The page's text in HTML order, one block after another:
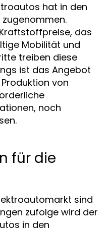
hat in den
das
Mobilität und
treiben diese
ist das Angebot
von
noch
für die
sind
zufolge wird der
in den